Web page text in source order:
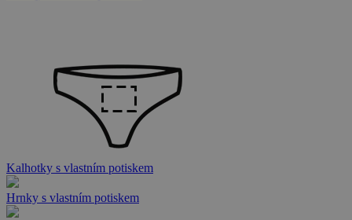
Kalhotky s vlastním potiskem
Hrnky s vlastním potiskem